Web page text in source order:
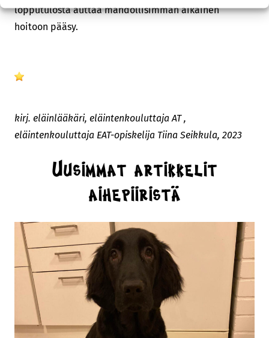
lopputulosta auttaa mahdollisimman aikainen
hoitoon pääsy.
kirj. eläinlääkäri, eläintenkouluttaja AT ,
eläintenkouluttaja EAT-opiskelija Tiina Seikkula, 2023
Uusimmat artikkelit
aihepiiristä